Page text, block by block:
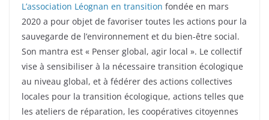
L’association Léognan en transition fondée en mars
2020 a pour objet de favoriser toutes les actions pour la
sauvegarde de l’environnement et du bien-être social.
Son mantra est « Penser global, agir local ». Le collectif
vise à sensibiliser à la nécessaire transition écologique
au niveau global, et à fédérer des actions collectives
locales pour la transition écologique, actions telles que
les ateliers de réparation, les coopératives citoyennes